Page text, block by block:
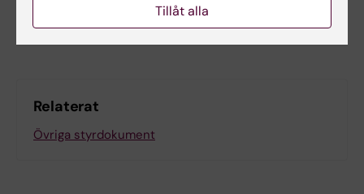
Relaterat
Övriga styrdokument
Tillåt alla